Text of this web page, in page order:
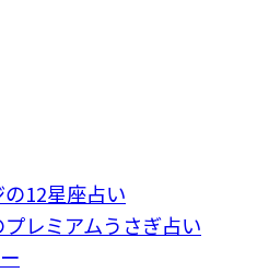
12星座占い
レミアムうさぎ占い